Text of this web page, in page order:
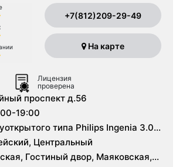
+7(812)209-29-49
На карте
Лицензия
проверена
проспект д.56
19:00
типа Philips Ingenia 3.0
Avanto 1,5 Тесла, КТ Siemens
AS64 64 среза, Siemens Somatom
Центральный
Гостиный двор, Маяковская,